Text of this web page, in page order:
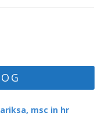
msc in hr